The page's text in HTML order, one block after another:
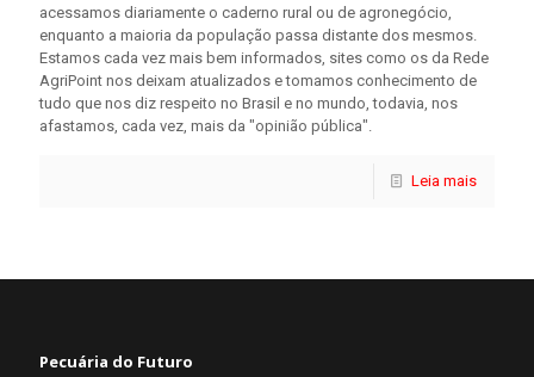
acessamos diariamente o caderno rural ou de agronegócio,
enquanto a maioria da população passa distante dos mesmos.
Estamos cada vez mais bem informados, sites como os da Rede
AgriPoint nos deixam atualizados e tomamos conhecimento de
tudo que nos diz respeito no Brasil e no mundo, todavia, nos
afastamos, cada vez, mais da "opinião pública".
Leia mais
Pecuária do Futuro